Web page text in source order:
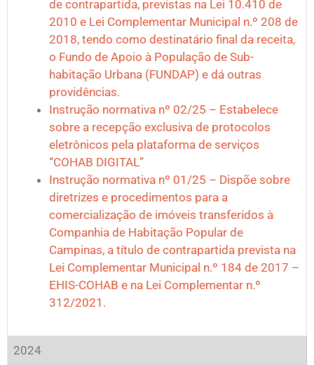
de contrapartida, previstas na Lei 10.410 de
2010 e Lei Complementar Municipal n.º 208 de
2018, tendo como destinatário final da receita,
o Fundo de Apoio à População de Sub-
habitação Urbana (FUNDAP) e dá outras
providências.
Instrução normativa nº 02/25 – Estabelece
sobre a recepção exclusiva de protocolos
eletrônicos pela plataforma de serviços
“COHAB DIGITAL”
Instrução normativa nº 01/25 – Dispõe sobre
diretrizes e procedimentos para a
comercialização de imóveis transferidos à
Companhia de Habitação Popular de
Campinas, a título de contrapartida prevista na
Lei Complementar Municipal n.º 184 de 2017 –
EHIS-COHAB e na Lei Complementar n.º
312/2021.
2024